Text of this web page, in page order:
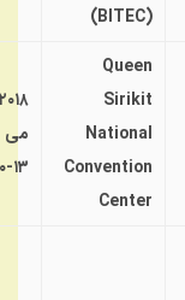
(BITEC)
Queen
Sirikit
National
Convention
Center
۲۰۱۸
می
۱۳-۱۰